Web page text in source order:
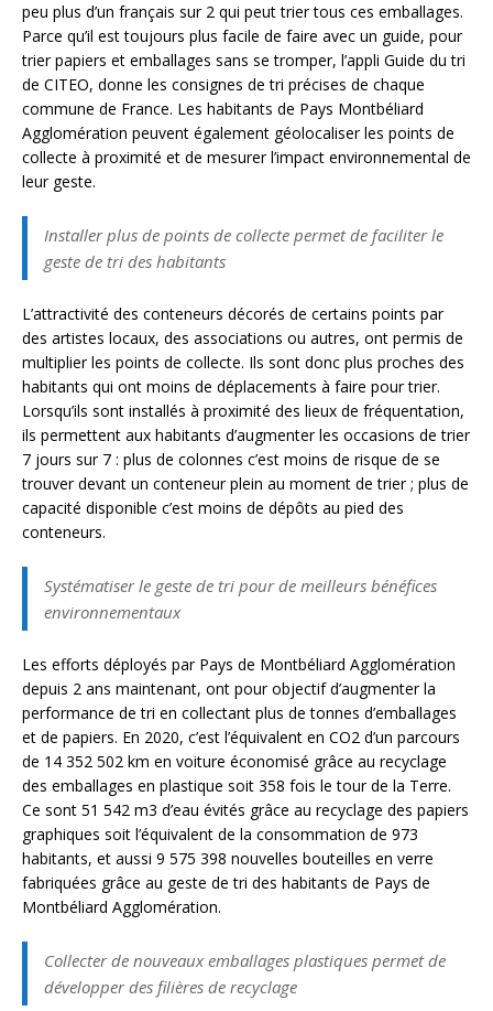
peu plus d’un français sur 2 qui peut trier tous ces emballages.
Parce qu’il est toujours plus facile de faire avec un guide, pour
trier papiers et emballages sans se tromper, l’appli Guide du tri
de CITEO, donne les consignes de tri précises de chaque
commune de France. Les habitants de Pays Montbéliard
Agglomération peuvent également géolocaliser les points de
collecte à proximité et de mesurer l’impact environnemental de
leur geste.
Installer plus de points de collecte permet de faciliter le
geste de tri des habitants
L’attractivité des conteneurs décorés de certains points par
des artistes locaux, des associations ou autres, ont permis de
multiplier les points de collecte. Ils sont donc plus proches des
habitants qui ont moins de déplacements à faire pour trier.
Lorsqu’ils sont installés à proximité des lieux de fréquentation,
ils permettent aux habitants d’augmenter les occasions de trier
7 jours sur 7 : plus de colonnes c’est moins de risque de se
trouver devant un conteneur plein au moment de trier ; plus de
capacité disponible c’est moins de dépôts au pied des
conteneurs.
Systématiser le geste de tri pour de meilleurs bénéfices
environnementaux
Les efforts déployés par Pays de Montbéliard Agglomération
depuis 2 ans maintenant, ont pour objectif d’augmenter la
performance de tri en collectant plus de tonnes d’emballages
et de papiers. En 2020, c’est l’équivalent en CO2 d’un parcours
de 14 352 502 km en voiture économisé grâce au recyclage
des emballages en plastique soit 358 fois le tour de la Terre.
Ce sont 51 542 m3 d’eau évités grâce au recyclage des papiers
graphiques soit l’équivalent de la consommation de 973
habitants, et aussi 9 575 398 nouvelles bouteilles en verre
fabriquées grâce au geste de tri des habitants de Pays de
Montbéliard Agglomération.
Collecter de nouveaux emballages plastiques permet de
développer des filières de recyclage